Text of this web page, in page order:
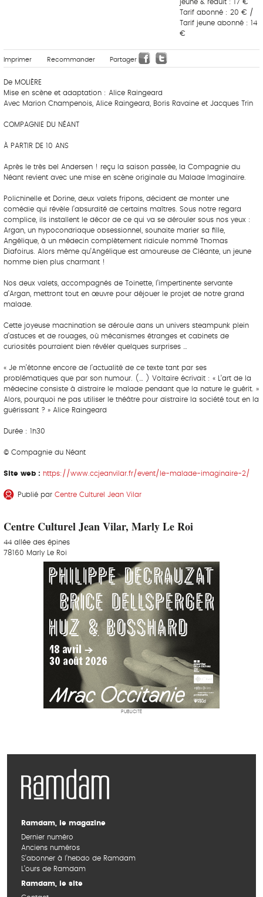
jeune & réduit : 17 €
Tarif abonné : 20 € /
Tarif jeune abonné : 14
€
Imprimer Recommander Partager
De MOLIÈRE
Mise en scène et adaptation : Alice Raingeard
Avec Marion Champenois, Alice Raingeard, Boris Ravaine et Jacques Trin
COMPAGNIE DU NÉANT
À PARTIR DE 10 ANS
Après le très bel Andersen ! reçu la saison passée, la Compagnie du
Néant revient avec une mise en scène originale du Malade Imaginaire.
Polichinelle et Dorine, deux valets fripons, décident de monter une
comédie qui révèle l’absurdité de certains maîtres. Sous notre regard
complice, ils installent le décor de ce qui va se dérouler sous nos yeux :
Argan, un hypocondriaque obsessionnel, souhaite marier sa fille,
Angélique, à un médecin complètement ridicule nommé Thomas
Diafoirus. Alors même qu’Angélique est amoureuse de Cléante, un jeune
homme bien plus charmant !
Nos deux valets, accompagnés de Toinette, l’impertinente servante
d’Argan, mettront tout en œuvre pour déjouer le projet de notre grand
malade.
Cette joyeuse machination se déroule dans un univers steampunk plein
d’astuces et de rouages, où mécanismes étranges et cabinets de
curiosités pourraient bien révéler quelques surprises …
« Je m’étonne encore de l’actualité de ce texte tant par ses
problématiques que par son humour. (… ) Voltaire écrivait : « L’art de la
médecine consiste à distraire le malade pendant que la nature le guérit. »
Alors, pourquoi ne pas utiliser le théâtre pour distraire la société tout en la
guérissant ? » Alice Raingeard
Durée : 1h30
© Compagnie du Néant
Site web : https://www.ccjeanvilar.fr/event/le-malade-imaginaire-2/
Publié par Centre Culturel Jean Vilar
Centre Culturel Jean Vilar, Marly Le Roi
44 allée des épines
78160 Marly Le Roi
PUBLICITÉ
Ramdam, le magazine
Dernier numéro
Anciens numéros
S’abonner à l’hebdo de Ramdam
L’ours de Ramdam
Ramdam, le site